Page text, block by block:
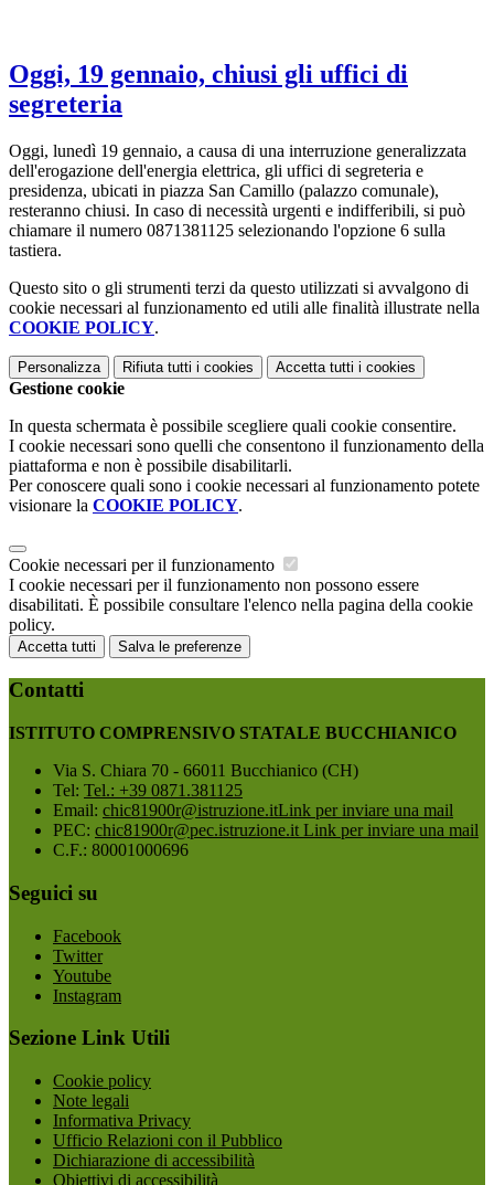
Oggi, 19 gennaio, chiusi gli uffici di
segreteria
Oggi, lunedì 19 gennaio, a causa di una interruzione generalizzata
dell'erogazione dell'energia elettrica, gli uffici di segreteria e
presidenza, ubicati in piazza San Camillo (palazzo comunale),
resteranno chiusi. In caso di necessità urgenti e indifferibili, si può
chiamare il numero 0871381125 selezionando l'opzione 6 sulla
tastiera.
Questo sito o gli strumenti terzi da questo utilizzati si avvalgono di
cookie necessari al funzionamento ed utili alle finalità illustrate nella
COOKIE POLICY.
Personalizza Rifiuta tutti i cookies Accetta tutti i cookies
Gestione cookie
In questa schermata è possibile scegliere quali cookie consentire.
I cookie necessari sono quelli che consentono il funzionamento della
piattaforma e non è possibile disabilitarli.
Per conoscere quali sono i cookie necessari al funzionamento potete
visionare la COOKIE POLICY.
Cookie necessari per il funzionamento
I cookie necessari per il funzionamento non possono essere
disabilitati. È possibile consultare l'elenco nella pagina della cookie
policy.
Accetta tutti Salva le preferenze
Contatti
ISTITUTO COMPRENSIVO STATALE BUCCHIANICO
Via S. Chiara 70 - 66011 Bucchianico (CH)
Tel: Tel.: +39 0871.381125
Email: chic81900r@istruzione.itLink per inviare una mail
PEC: chic81900r@pec.istruzione.it Link per inviare una mail
C.F.: 80001000696
Seguici su
Facebook
Twitter
Youtube
Instagram
Sezione Link Utili
Cookie policy
Note legali
Informativa Privacy
Ufficio Relazioni con il Pubblico
Dichiarazione di accessibilità
Obiettivi di accessibilità